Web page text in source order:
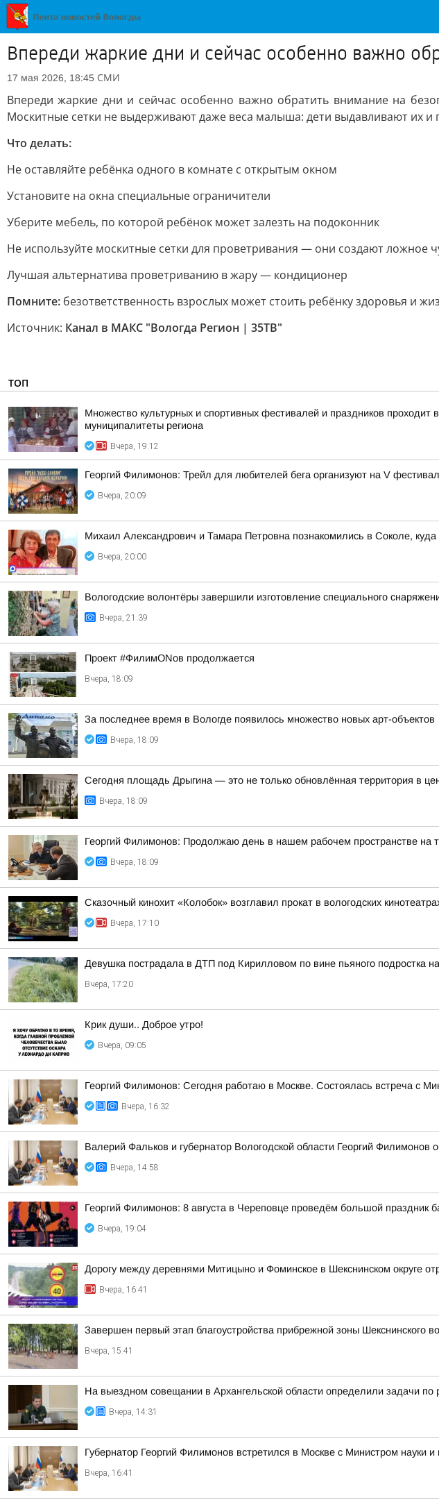
Впереди жаркие дни и сейчас особенно важно
17 мая 2026, 18:45 СМИ
Впереди жаркие дни и сейчас особенно важно обратить внимание на
Москитные сетки не выдерживают даже веса малыша: дети выдавливают их и
Что делать:
Не оставляйте ребёнка одного в комнате с открытым окном
Установите на окна специальные ограничители
Уберите мебель, по которой ребёнок может залезть на подоконник
Не используйте москитные сетки для проветривания — они создают ложное
Лучшая альтернатива проветриванию в жару — кондиционер
Помните: безответственность взрослых может стоить ребёнку здоровья и
Источник: Канал в МАКС "Вологда Регион | 35ТВ"
ТОП
Множество культурных и спортивных фестивалей и праздников проходит
муниципалитеты региона
Вчера, 19:12
Георгий Филимонов: Трейл для любителей бега организуют на V
Вчера, 20:09
Михаил Александрович и Тамара Петровна познакомились в Соколе,
Вчера, 20:00
Вологодские волонтёры завершили изготовление специального
Вчера, 21:39
Проект #ФилимONов продолжается
Вчера, 18:09
За последнее время в Вологде появилось множество новых арт-объектов
Вчера, 18:09
Сегодня площадь Дрыгина — это не только обновлённая территория в
Вчера, 18:09
Георгий Филимонов: Продолжаю день в нашем рабочем пространстве на
Вчера, 18:09
Сказочный кинохит «Колобок» возглавил прокат в вологодских
Вчера, 17:10
Девушка пострадала в ДТП под Кирилловом по вине пьяного подростка
Вчера, 17:20
Крик души.. Доброе утро!
Вчера, 09:05
Георгий Филимонов: Сегодня работаю в Москве. Состоялась встреча с
Вчера, 16:32
Валерий Фальков и губернатор Вологодской области Георгий Филимонов
Вчера, 14:58
Георгий Филимонов: 8 августа в Череповце проведём большой праздник
Вчера, 19:04
Дорогу между деревнями Митицыно и Фоминское в Шекснинском округе
Вчера, 16:41
Завершен первый этап благоустройства прибрежной зоны Шекснинского
Вчера, 15:41
На выездном совещании в Архангельской области определили задачи
Вчера, 14:31
Губернатор Георгий Филимонов встретился в Москве с Министром
Вчера, 16:41